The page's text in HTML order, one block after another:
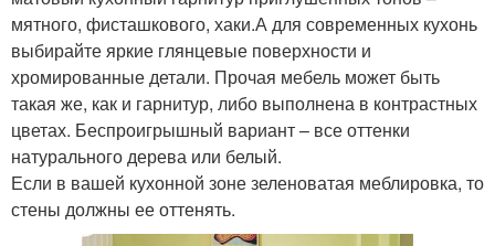
мятного, фисташкового, хаки.А для современных кухонь
выбирайте яркие глянцевые поверхности и
хромированные детали. Прочая мебель может быть
такая же, как и гарнитур, либо выполнена в контрастных
цветах. Беспроигрышный вариант – все оттенки
натурального дерева или белый.
Если в вашей кухонной зоне зеленоватая меблировка, то
стены должны ее оттенять.